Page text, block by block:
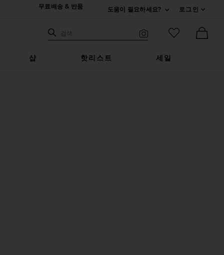
무료배송 & 반품
도움이 필요하세요?
로그인
검색하기
검색
즐겨찾기 아
샵 핫리스트 세일